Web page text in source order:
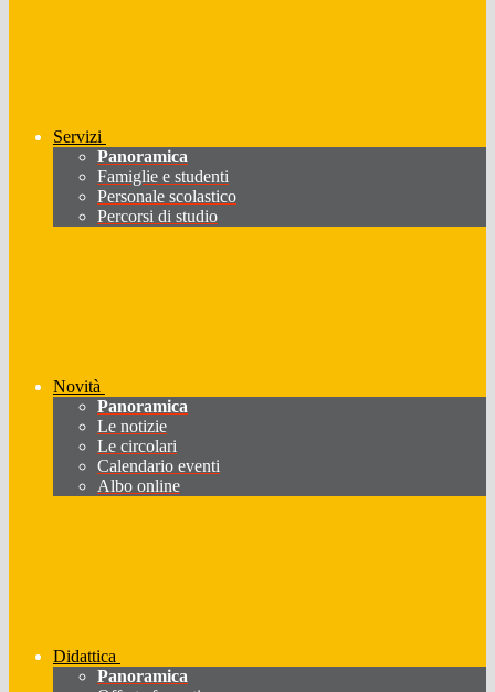
Servizi
Panoramica
Famiglie e studenti
Personale scolastico
Percorsi di studio
Novità
Panoramica
Le notizie
Le circolari
Calendario eventi
Albo online
Didattica
Panoramica